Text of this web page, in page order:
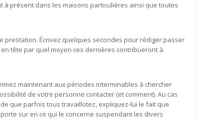
présent dans les maisons particulières ainsi que toutes
Écrivez quelques secondes pour rédiger passer
tête par quel moyen ces dernières contribueront à
maintenant aux périodes interminables à chercher
de votre personne contacter (et comment). Au cas
que parfois tous travaillotez, expliquez-lui le fait que
sur en ce qui le concerne suspendant les divers